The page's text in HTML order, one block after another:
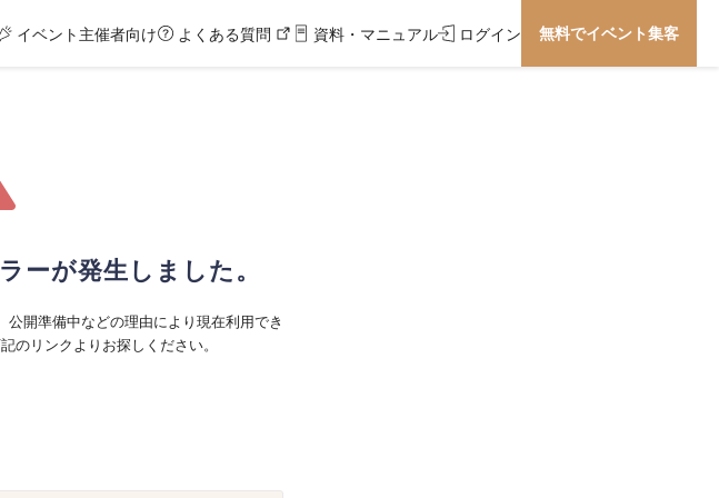
イベント主催者向け よくある質問 資料・マニュアル ログイン 無料でイベント集客
ーが発生しました。
開準備中などの理由により現在利用でき
のリンクよりお探しください。